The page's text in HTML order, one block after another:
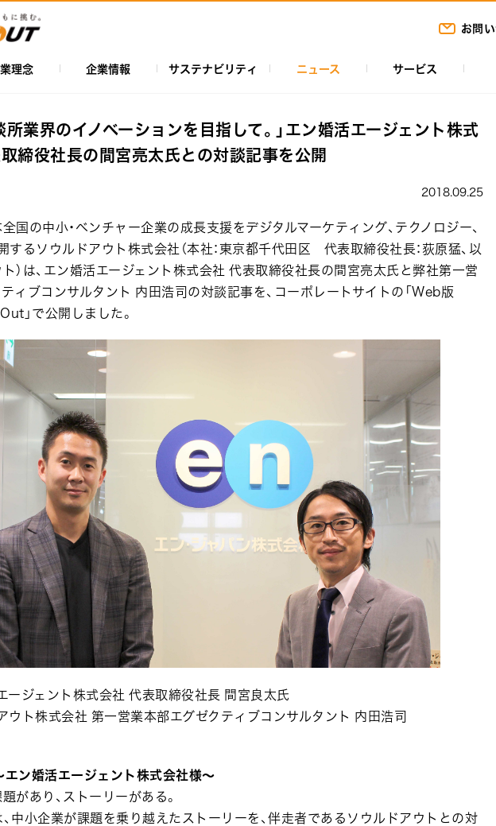
お問
理念 企業情報 サステナビリティ ニュース サービス
所業界のイノベーションを目指して。」エン婚活エージェント株式
締役社長の間宮亮太氏との対談記事を公開
2018.09.25
国の中小・ベンチャー企業の成長支援をデジタルマーケティング、テクノロジー、
するソウルドアウト株式会社（本社：東京都千代田区 代表取締役社長：荻原猛、以
）は、エン婚活エージェント株式会社 代表取締役社長の間宮亮太氏と弊社第一営
ィブコンサルタント 内田浩司の対談記事を、コーポレートサイトの「Web版
」で公開しました。
ージェント株式会社 代表取締役社長 間宮良太氏
ウト株式会社 第一営業本部エグゼクティブコンサルタント 内田浩司
エン婚活エージェント株式会社様～
があり、ストーリーがある。
、中小企業が課題を乗り越えたストーリーを、伴走者であるソウルドアウトとの対